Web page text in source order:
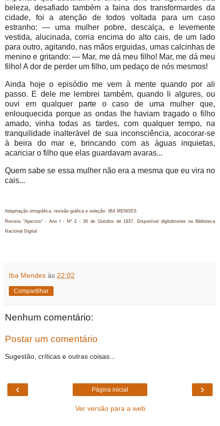
beleza, desafiado também a faina dos transformardes da
cidade, foi a atenção de todos voltada para um caso
estranho: — uma mulher pobre, descalça, e levemente
vestida, alucinada, corria encima do alto cais, de um lado
para outro, agitando, nas mãos erguidas, umas calcinhas de
menino e gritando: — Mar, me dá meu filho! Mar, me dá meu
filho! A dor de perder um filho, um pedaço de nós mesmos!
Ainda hoje o episódio me vem à mente quando por ali
passo. E dele me lembrei também, quando li algures, ou
ouvi em qualquer parte o caso de uma mulher que,
enlouquecida porque as ondas lhe haviam tragado o filho
amado, vinha todas as tardes, com qualquer tempo, na
tranquilidade inalterável de sua inconsciência, acocorar-se
à beira do mar e, brincando com as águas inquietas,
acariciar o filho que elas guardavam avaras...
Quem sabe se essa mulher não era a mesma que eu vira no
cais...
Adaprtação ortográfica, revisão gráfica e seleção: IBA MENDES
Revista "Apectos" - Ano I - Nº 2 - 30 de Outubro de 1937. Disponível digitalmente na Biblioteca
Nacional Digital
Iba Mendes às 22:02
Compartilhar
Nenhum comentário:
Postar um comentário
Sugestão, críticas e outras coisas...
‹ ›
Página inicial
Ver versão para a web